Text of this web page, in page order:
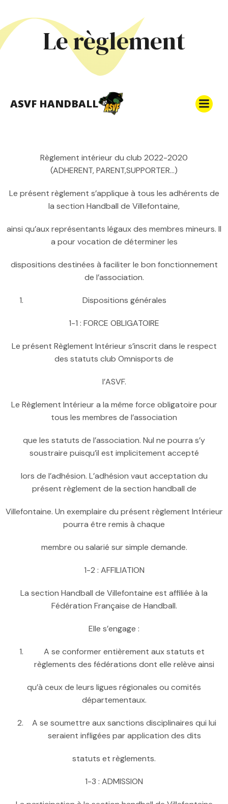
Le règlement
ASVF HANDBALL
Règlement intérieur du club 2022-2020
(ADHERENT, PARENT,SUPPORTER…)
Le présent règlement s’applique à tous les adhérents de
la section Handball de Villefontaine,
ainsi qu’aux représentants légaux des membres mineurs. Il
a pour vocation de déterminer les
dispositions destinées à faciliter le bon fonctionnement
de l’association.
Dispositions générales
1-1 : FORCE OBLIGATOIRE
Le présent Règlement Intérieur s’inscrit dans le respect
des statuts club Omnisports de
l’ASVF.
Le Règlement Intérieur a la même force obligatoire pour
tous les membres de l’association
que les statuts de l’association. Nul ne pourra s’y
soustraire puisqu’il est implicitement accepté
lors de l’adhésion. L’adhésion vaut acceptation du
présent règlement de la section handball de
Villefontaine. Un exemplaire du présent règlement Intérieur
pourra être remis à chaque
membre ou salarié sur simple demande.
1-2 : AFFILIATION
La section Handball de Villefontaine est affiliée à la
Fédération Française de Handball.
Elle s’engage :
A se conformer entièrement aux statuts et
règlements des fédérations dont elle relève ainsi
qu’à ceux de leurs ligues régionales ou comités
départementaux.
A se soumettre aux sanctions disciplinaires qui lui
seraient infligées par application des dits
statuts et règlements.
1-3 : ADMISSION